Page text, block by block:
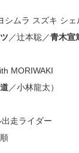
シムラ スズキ シェ
／辻本聡／青木宣
MORIWAKI
／小林龍太）
走ライダー